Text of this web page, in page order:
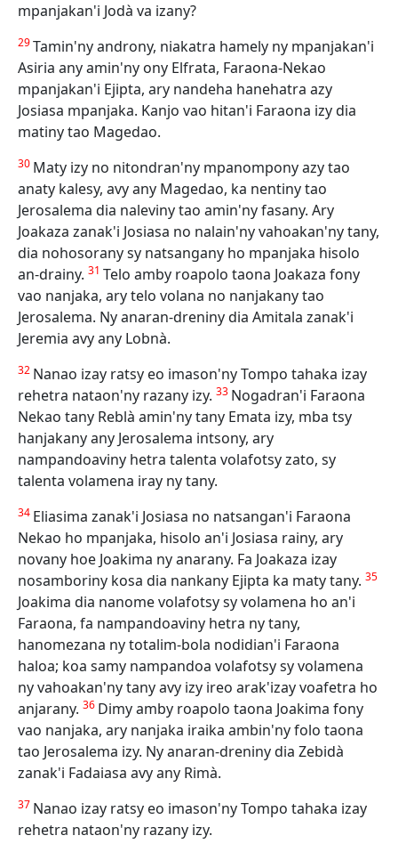
mpanjakan'i Jodà va izany?
29Tamin'ny androny, niakatra hamely ny mpanjakan'i
Asiria any amin'ny ony Elfrata, Faraona-Nekao
mpanjakan'i Ejipta, ary nandeha hanehatra azy
Josiasa mpanjaka. Kanjo vao hitan'i Faraona izy dia
matiny tao Magedao.
30 Maty izy no nitondran'ny mpanompony azy tao
anaty kalesy, avy any Magedao, ka nentiny tao
Jerosalema dia naleviny tao amin'ny fasany. Ary
Joakaza zanak'i Josiasa no nalain'ny vahoakan'ny tany,
dia nohosorany sy natsangany ho mpanjaka hisolo
an-drainy. 31 Telo amby roapolo taona Joakaza fony
vao nanjaka, ary telo volana no nanjakany tao
Jerosalema. Ny anaran-dreniny dia Amitala zanak'i
Jeremia avy any Lobnà.
32 Nanao izay ratsy eo imason'ny Tompo tahaka izay
rehetra nataon'ny razany izy. 33 Nogadran'i Faraona
Nekao tany Reblà amin'ny tany Emata izy, mba tsy
hanjakany any Jerosalema intsony, ary
nampandoaviny hetra talenta volafotsy zato, sy
talenta volamena iray ny tany.
34 Eliasima zanak'i Josiasa no natsangan'i Faraona
Nekao ho mpanjaka, hisolo an'i Josiasa rainy, ary
novany hoe Joakima ny anarany. Fa Joakaza izay
nosamboriny kosa dia nankany Ejipta ka maty tany. 35
Joakima dia nanome volafotsy sy volamena ho an'i
Faraona, fa nampandoaviny hetra ny tany,
hanomezana ny totalim-bola nodidian'i Faraona
haloa; koa samy nampandoa volafotsy sy volamena
ny vahoakan'ny tany avy izy ireo arak'izay voafetra ho
anjarany. 36 Dimy amby roapolo taona Joakima fony
vao nanjaka, ary nanjaka iraika ambin'ny folo taona
tao Jerosalema izy. Ny anaran-dreniny dia Zebidà
zanak'i Fadaiasa avy any Rimà.
37 Nanao izay ratsy eo imason'ny Tompo tahaka izay
rehetra nataon'ny razany izy.